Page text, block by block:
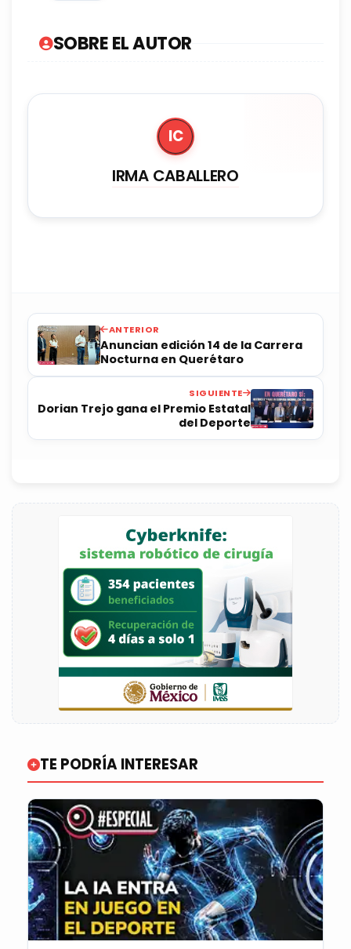
SOBRE EL AUTOR
IC
IRMA CABALLERO
ANTERIOR
Anuncian edición 14 de la Carrera
Nocturna en Querétaro
SIGUIENTE
Dorian Trejo gana el Premio Estatal
del Deporte
TE PODRÍA INTERESAR